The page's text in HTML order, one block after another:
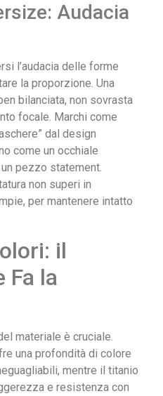
Audacia
l’audacia delle forme
la proporzione. Una
bilanciata, non sovrasta
focale. Marchi come
dal design
come un occhiale
pezzo statement.
non superi in
per mantenere intatto
il
Fa la
materiale è cruciale.
una profondità di colore
mentre il titanio
e resistenza con